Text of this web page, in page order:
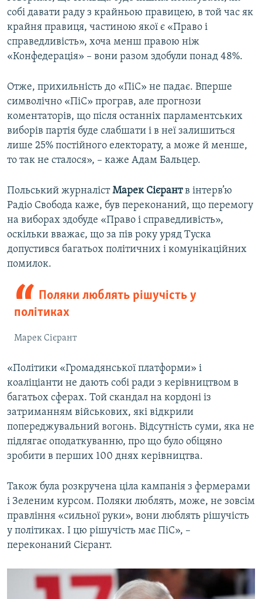
собі давати раду з крайньою правицею, в той час як
крайня правиця, частиною якої є «Право і
справедливість», хоча менш правою ніж
«Конфедерація» – вони разом здобули понад 48%.
Отже, прихильність до «ПіС» не падає. Вперше
символічно «ПіС» програв, але прогнози
коментаторів, що після останніх парламентських
виборів партія буде слабшати і в неї залишиться
лише 25% постійного електорату, а може й менше,
то так не сталося», – каже Адам Бальцер.
Польський журналістМарек Сієрантв інтерв’ю
Радіо Свобода каже, був переконаний, що перемогу
на виборах здобуде «Право і справедливість»,
оскільки вважає, що за пів року уряд Туска
допустився багатьох політичних і комунікаційних
помилок.
Поляки люблять рішучість у
політиках
Марек Сієрант
«Політики «Громадянської платформи» і
коаліціанти не дають собі ради з керівництвом в
багатьох сферах. Той скандал на кордоні із
затриманням військових, які відкрили
попереджувальний вогонь. Відсутність суми, яка не
підлягає оподаткуванню, про що було обіцяно
зробити в перших 100 днях керівництва.
Також була розкручена ціла кампанія з фермерами
і Зеленим курсом. Поляки люблять, може, не зовсім
правління «сильної руки», вони люблять рішучість
у політиках. І цю рішучість має ПіС», –
переконаний Сієрант.